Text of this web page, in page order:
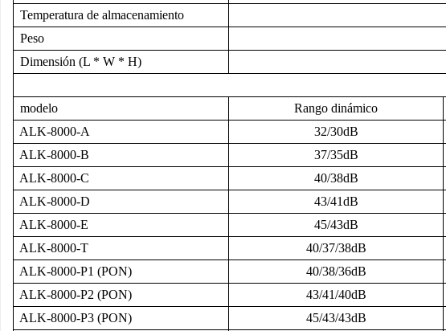
Temperatura de almacenamiento
Peso
Dimensión (L * W * H)
modelo
Rango dinámico
ALK-8000-A
32/30dB
ALK-8000-B
37/35dB
ALK-8000-C
40/38dB
ALK-8000-D
43/41dB
ALK-8000-E
45/43dB
ALK-8000-T
40/37/38dB
ALK-8000-P1 (PON)
40/38/36dB
ALK-8000-P2 (PON)
43/41/40dB
ALK-8000-P3 (PON)
45/43/43dB